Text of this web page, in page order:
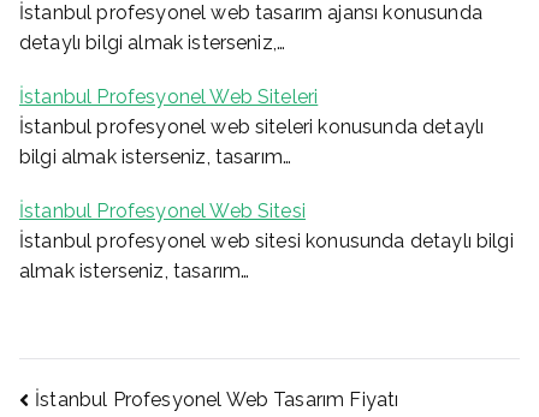
İstanbul profesyonel web tasarım ajansı konusunda
detaylı bilgi almak isterseniz,…
İstanbul Profesyonel Web Siteleri
İstanbul profesyonel web siteleri konusunda detaylı
bilgi almak isterseniz, tasarım…
İstanbul Profesyonel Web Sitesi
İstanbul profesyonel web sitesi konusunda detaylı bilgi
almak isterseniz, tasarım…
İstanbul Profesyonel Web Tasarım Fiyatı